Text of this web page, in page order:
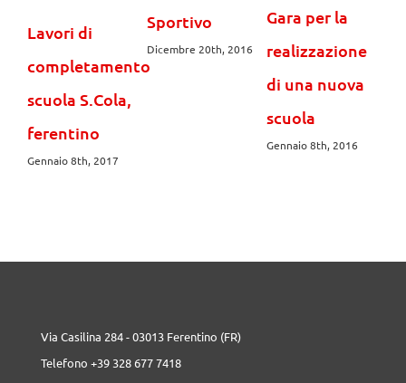
Lavori di
completamento
scuola S.Cola,
ferentino
Gennaio 8th, 2017
Sportivo
Dicembre 20th, 2016
Gara per la
realizzazione
di una nuova
scuola
Gennaio 8th, 2016
Via Casilina 284 - 03013 Ferentino (FR)
Telefono +39 328 677 7418